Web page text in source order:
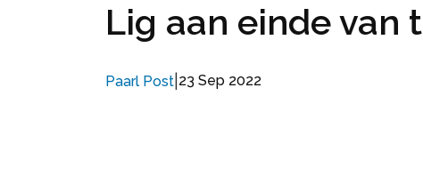
Lig aan einde van
Paarl Post 23 Sep 2022